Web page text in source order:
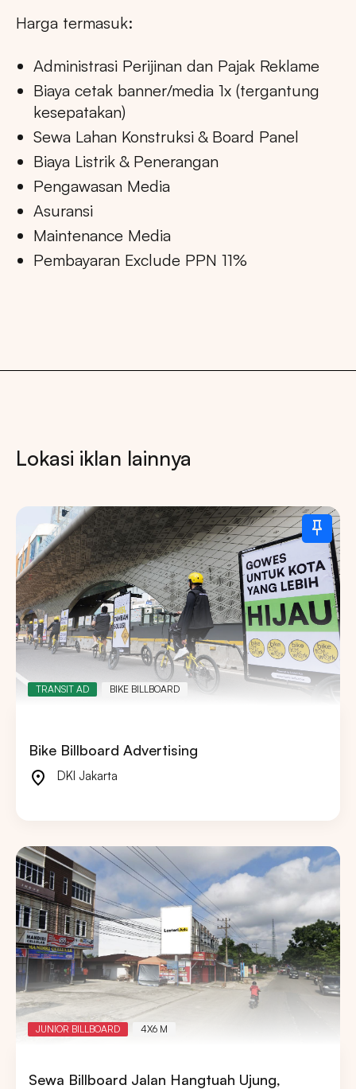
Harga termasuk:
Administrasi Perijinan dan Pajak Reklame
Biaya cetak banner/media 1x (tergantung
kesepatakan)
Sewa Lahan Konstruksi & Board Panel
Biaya Listrik & Penerangan
Pengawasan Media
Asuransi
Maintenance Media
Pembayaran Exclude PPN 11%
Lokasi iklan lainnya
TRANSIT AD BIKE BILLBOARD
Bike Billboard Advertising
DKI Jakarta
JUNIOR BILLBOARD 4X6 M
Sewa Billboard Jalan Hangtuah Ujung,